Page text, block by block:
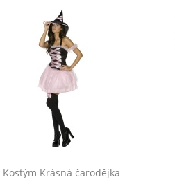
Kostým Krásná čarodějka